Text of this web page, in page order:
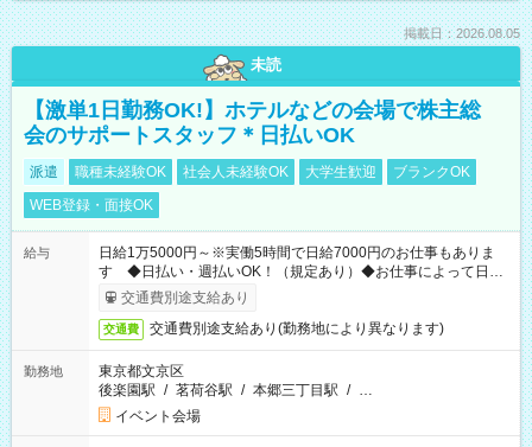
掲載日：2026.08.05
未読
【激単1日勤務OK!】ホテルなどの会場で株主総
会のサポートスタッフ＊日払いOK
派遣 職種未経験OK 社会人未経験OK 大学生歓迎
ブランクOK
WEB登録・面接OK
給与
日給1万5000円～※実働5時間で日給7000円のお仕事もありま
す ◆日払い・週払いOK！（規定あり）◆お仕事によって日給
も異なります
交通費別途支給あり
交通費 交通費別途支給あり(勤務地により異なります)
勤務地
東京都文京区
後楽園駅 / 茗荷谷駅 / 本郷三丁目駅 / …
イベント会場